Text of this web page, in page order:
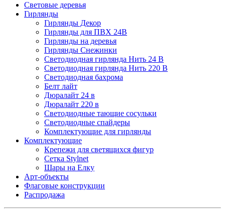
Световые деревья
Гирлянды
Гирлянды Декор
Гирлянды для ПВХ 24В
Гирлянды на деревья
Гирлянды Снежинки
Светодиодная гирлянда Нить 24 В
Светодиодная гирлянда Нить 220 В
Светодиодная бахрома
Белт лайт
Дюралайт 24 в
Дюралайт 220 в
Светодиодные тающие сосульки
Светодиодные спайдеры
Комплектующие для гирлянды
Комплектующие
Крепежи для светящихся фигур
Сетка Stylnet
Шары на Елку
Арт-объекты
Флаговые конструкции
Распродажа